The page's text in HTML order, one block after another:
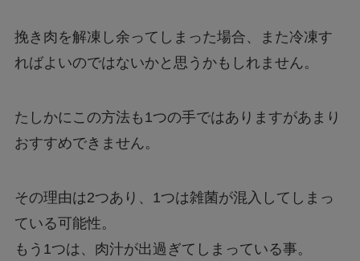
挽き肉を解凍し余ってしまった場合、また冷凍す
ればよいのではないかと思うかもしれません。
たしかにこの方法も1つの手ではありますがあまり
おすすめできません。
その理由は2つあり、1つは雑菌が混入してしまっ
ている可能性。
もう1つは、肉汁が出過ぎてしまっている事。